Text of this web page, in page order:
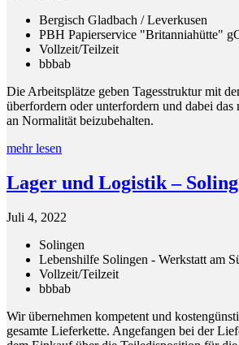
Bergisch Gladbach / Leverkusen
PBH Papierservice "Britanniahütte"
Vollzeit/Teilzeit
bbbab
Die Arbeitsplätze geben Tagesstruktur mit
überfordern oder unterfordern und dabei
an Normalität beizubehalten.
mehr lesen
Lager und Logistik –
Juli 4, 2022
Solingen
Lebenshilfe Solingen - Werkstatt am
Vollzeit/Teilzeit
bbbab
Wir übernehmen kompetent und
gesamte Lieferkette. Angefangen bei der